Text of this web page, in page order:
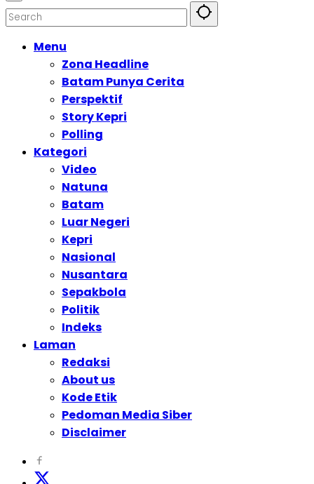
Menu
Zona Headline
Batam Punya Cerita
Perspektif
Story Kepri
Polling
Kategori
Video
Natuna
Batam
Luar Negeri
Kepri
Nasional
Nusantara
Sepakbola
Politik
Indeks
Laman
Redaksi
About us
Kode Etik
Pedoman Media Siber
Disclaimer